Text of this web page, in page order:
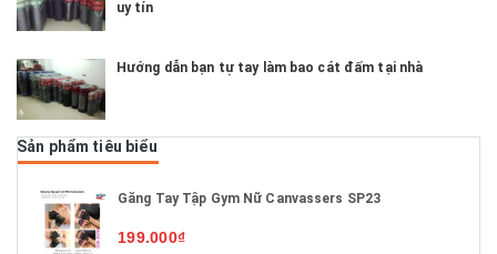
uy tín
Hướng dẫn bạn tự tay làm bao cát đấm tại nhà
Sản phẩm tiêu biểu
Găng Tay Tập Gym Nữ Canvassers SP23
199.000₫